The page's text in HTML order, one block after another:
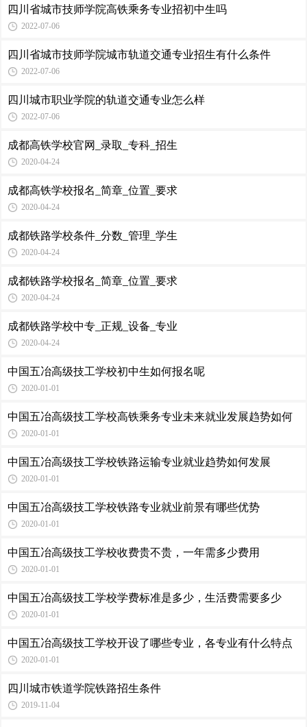
四川省城市技师学院高铁乘务专业招初中生吗
2022-07-06
四川省城市技师学院城市轨道交通专业招生有什么条件
2022-07-06
四川城市职业学院的轨道交通专业怎么样
2022-07-06
成都高铁学校官网_录取_专科_招生
2020-04-24
成都高铁学校报名_简章_位置_要求
2020-04-24
成都铁路学校条件_分数_管理_学生
2020-04-24
成都铁路学校报名_简章_位置_要求
2020-04-24
成都铁路学校中专_正规_设备_专业
2020-04-24
中国五冶高级技工学校初中生如何报名呢
2020-01-01
中国五冶高级技工学校高铁乘务专业未来就业发展趋势如何
2020-01-01
中国五冶高级技工学校铁路运输专业就业趋势如何发展
2020-01-01
中国五冶高级技工学校铁路专业就业前景有哪些优势
2020-01-01
中国五冶高级技工学校收费贵不贵，一年需多少费用
2020-01-01
中国五冶高级技工学校学费标准是多少，生活费需要多少
2020-01-01
中国五冶高级技工学校开设了哪些专业，各专业有什么特点
2020-01-01
四川城市铁道学院铁路招生条件
2019-11-04